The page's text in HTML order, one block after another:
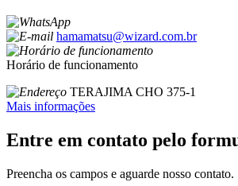
hamamatsu@wizard.com.br
Horário de funcionamento
TERAJIMA CHO 375-1
Mais informações
Entre em contato pelo
Preencha os campos e aguarde nosso contato.